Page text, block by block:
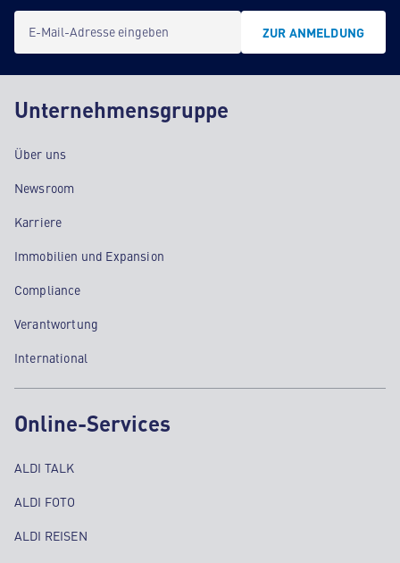
E-Mail-Adresse eingeben ZUR ANMELDUNG
Unternehmensgruppe
Über uns
Newsroom
Karriere
Immobilien und Expansion
Compliance
Verantwortung
International
Online-Services
ALDI TALK
ALDI FOTO
ALDI REISEN